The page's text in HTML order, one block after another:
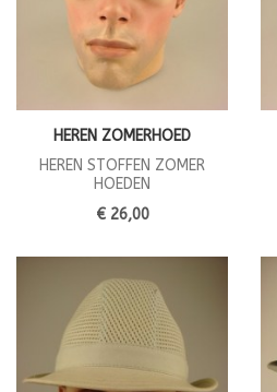
HEREN ZOMERHOED
HEREN STOFFEN ZOMER
HOEDEN
€ 26,00